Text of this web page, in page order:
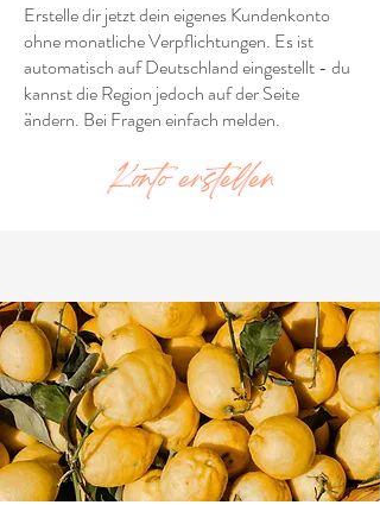
Erstelle dir jetzt dein eigenes Kundenkonto
ohne monatliche Verpflichtungen. Es ist
automatisch auf Deutschland eingestellt - du
kannst die Region jedoch auf der Seite
ändern. Bei Fragen einfach melden.
Konto erstellen